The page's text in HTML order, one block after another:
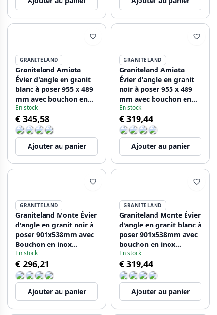
GRANITELAND
Graniteland Amiata
Évier d'angle en granit
blanc à poser 955 x 489
mm avec bouchon en
acier inoxydable
1208970622
En stock
€ 345,58
Ajouter au panier
GRANITELAND
Graniteland Amiata
Évier d'angle en granit
noir à poser 955 x 489
mm avec bouchon en
acier inoxydable
1208971120
En stock
€ 319,44
Ajouter au panier
GRANITELAND
Graniteland Monte Évier
d'angle en granit noir à
poser 901x538mm avec
Bouchon en inox
1208971413
En stock
€ 296,21
Ajouter au panier
GRANITELAND
Graniteland Monte Évier
d'angle en granit blanc à
poser 901x538mm avec
bouchon en inox
1208971415
En stock
€ 319,44
Ajouter au panier